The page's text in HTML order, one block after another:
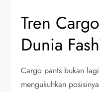
Tren
Dunia
Cargo pants bukan
mengukuhkan